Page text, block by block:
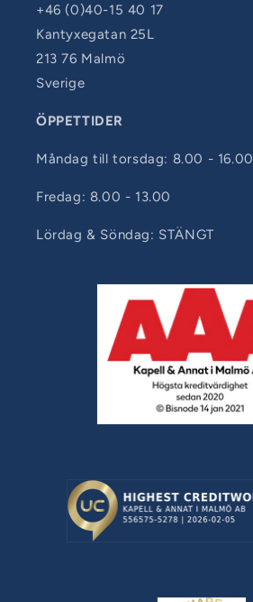
+46 (0)40-15 40 17
Kantyxegatan 25L
213 76 Malmö
Sverige
ÖPPETTIDER
Måndag till torsdag: 8.00 - 16.00
Fredag: 8.00 - 13.00
Lördag & Söndag: STÄNGT